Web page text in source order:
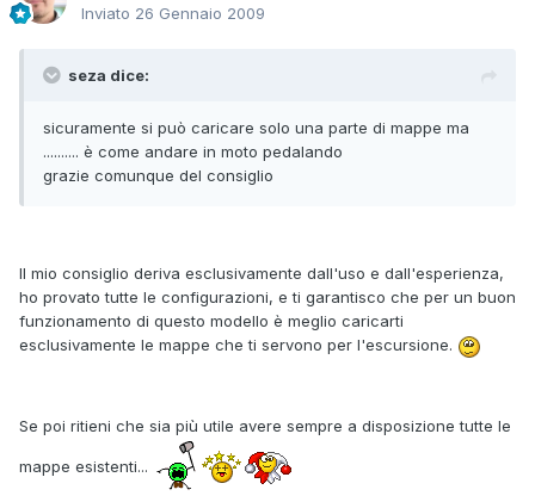
Inviato 26 Gennaio 2009
seza dice:
sicuramente si può caricare solo una parte di mappe ma
.......... è come andare in moto pedalando
grazie comunque del consiglio
Il mio consiglio deriva esclusivamente dall'uso e dall'esperienza,
ho provato tutte le configurazioni, e ti garantisco che per un buon
funzionamento di questo modello è meglio caricarti
esclusivamente le mappe che ti servono per l'escursione.
Se poi ritieni che sia più utile avere sempre a disposizione tutte le
mappe esistenti...